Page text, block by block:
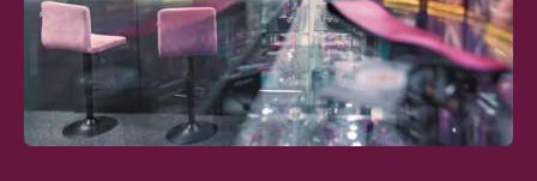
Garance vrácení peněz
Máte30 dnína bezplatné vrácení zboží